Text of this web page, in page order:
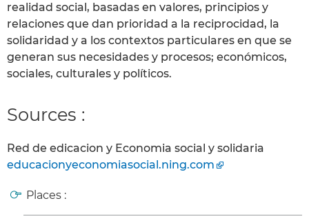
realidad social, basadas en valores, principios y
relaciones que dan prioridad a la reciprocidad, la
solidaridad y a los contextos particulares en que se
generan sus necesidades y procesos; económicos,
sociales, culturales y políticos.
Sources :
Red de edicacion y Economia social y solidaria
educacionyeconomiasocial.ning.com
Places :